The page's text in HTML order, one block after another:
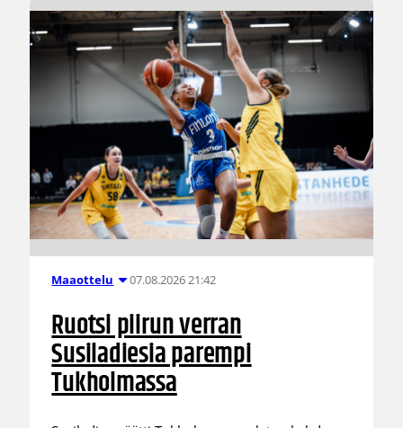
Maaottelu 07.08.2026 21:42
Ruotsi piirun verran
Susiladiesia parempi
Tukholmassa